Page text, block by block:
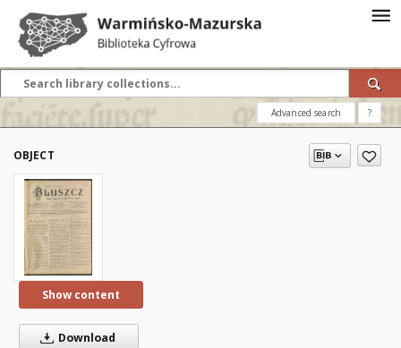
Advanced search ?
OBJECT
Show content
Download